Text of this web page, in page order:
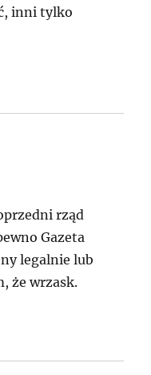
inni tylko
rząd
Gazeta
legalnie lub
że wrzask.